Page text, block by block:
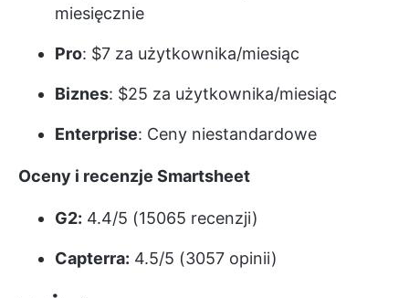
miesięcznie
Pro: $7 za użytkownika/miesiąc
Biznes: $25 za użytkownika/miesiąc
Enterprise: Ceny niestandardowe
Oceny i recenzje Smartsheet
G2: 4.4/5 (15065 recenzji)
Capterra: 4.5/5 (3057 opinii)